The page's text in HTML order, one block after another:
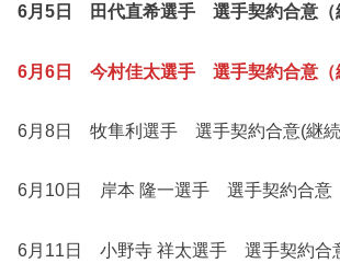
6月5日 田代直希選手 選手契約合意（
6月6日 今村佳太選手 選手契約合意（
6月8日 牧隼利選手 選手契約合意(継
6月10日 岸本 隆一選手 選手契約合意
6月11日 小野寺 祥太選手 選手契約合